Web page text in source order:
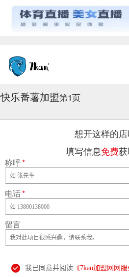
快乐番薯加盟第1页
想开这样的店
填写信息免费
称呼*
电话*
留言
我已同意并阅读 《7kan加盟网网服